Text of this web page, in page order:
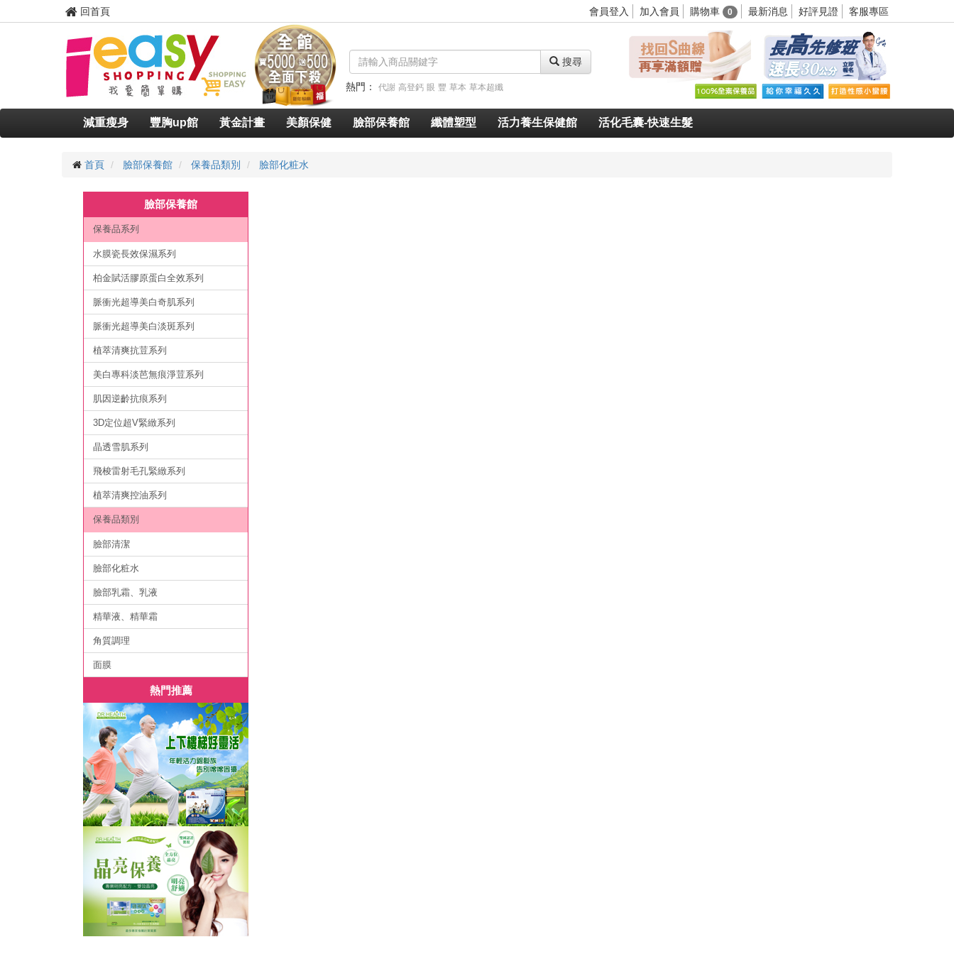
回首頁 會員登入 加入會員 購物車 0 最新消息 好評見證 客服專區
搜尋
熱門： 代謝 高登鈣 眼 豐 草本 草本超纖
減重瘦身 豐胸up館 黃金計畫 美顏保健 臉部保養館 纖體塑型 活力養生保健館 活化毛囊-快速生髮
首頁 臉部保養館 保養品類別 臉部化粧水
臉部保養館
保養品系列
水膜瓷長效保濕系列
柏金賦活膠原蛋白全效系列
脈衝光超導美白奇肌系列
脈衝光超導美白淡斑系列
植萃清爽抗荳系列
美白專科淡芭無痕淨荳系列
肌因逆齡抗痕系列
3D定位超V緊緻系列
晶透雪肌系列
飛梭雷射毛孔緊緻系列
植萃清爽控油系列
保養品類別
臉部清潔
臉部化粧水
臉部乳霜、乳液
精華液、精華霜
角質調理
面膜
熱門推薦